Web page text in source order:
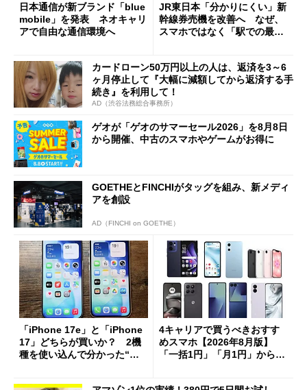
日本通信が新ブランド「blue
mobile」を発表 ネオキャリ
アで自由な通信環境へ
JR東日本「分かりにくい」新
幹線券売機を改善へ なぜ、
スマホではなく「駅での最短
カードローン50万円以上の人は、返済を3～6
ヶ月停止して『大幅に減額してから返済する手
続き』を利用して！
AD（渋谷法務総合事務所）
ゲオが「ゲオのサマーセール2026」を8月8日
から開催、中古のスマホやゲームがお得に
GOETHEとFINCHIがタッグを組み、新メディ
アを創設
AD（FINCHI on GOETHE）
「iPhone 17e」と「iPhone
17」どちらが買いか？ 2機
種を使い込んで分かった“ス
4キャリアで買うべきおすす
めスマホ【2026年8月版】
「一括1円」「月1円」からお